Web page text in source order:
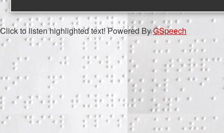
Click to listen highlighted text! Powered ByGSpeech